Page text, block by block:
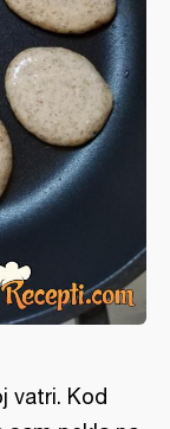
vatri. Kod